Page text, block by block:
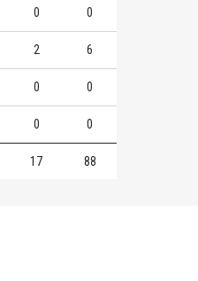
0 0
2 6
0 0
0 0
17 88